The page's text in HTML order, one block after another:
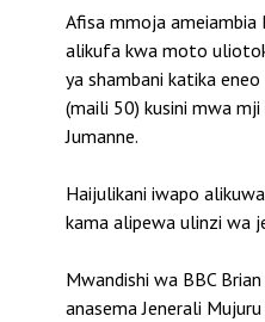
Afisa mmoja ameiambia
alikufa kwa moto
ya shambani katika
(maili 50) kusini mwa mji
Jumanne.
Haijulikani iwapo
kama alipewa ulinzi wa
Mwandishi wa BBC
anasema Jenerali